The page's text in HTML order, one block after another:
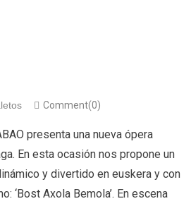
Comment(0)
presenta una nueva ópera
En esta ocasión nos propone un
y divertido en euskera y con
‘Bost Axola Bemola’. En escena